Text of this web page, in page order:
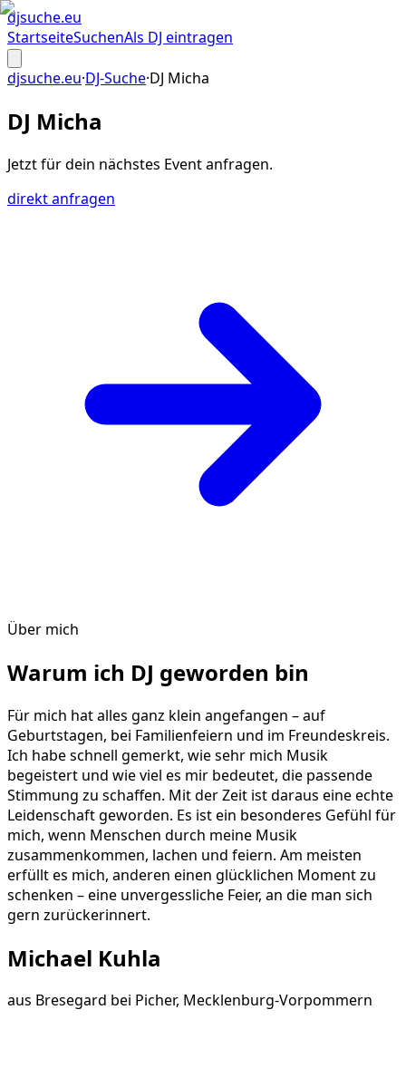
djsuche.eu
StartseiteSuchenAls DJ eintragen
djsuche.eu·DJ-Suche·DJ Micha
DJ Micha
Jetzt für dein nächstes Eventanfragen.
direkt anfragen
Über mich
Warum ich DJ geworden bin
Für mich hat alles ganz klein angefangen – auf
Geburtstagen, bei Familienfeiern und im Freundeskreis.
Ich habe schnell gemerkt, wie sehr mich Musik
begeistert und wie viel es mir bedeutet, die passende
Stimmung zu schaffen. Mit der Zeit ist daraus eine echte
Leidenschaft geworden. Es ist ein besonderes Gefühl für
mich, wenn Menschen durch meine Musik
zusammenkommen, lachen und feiern. Am meisten
erfüllt es mich, anderen einen glücklichen Moment zu
schenken – eine unvergessliche Feier, an die man sich
gern zurückerinnert.
Michael Kuhla
aus Bresegard bei Picher, Mecklenburg-Vorpommern